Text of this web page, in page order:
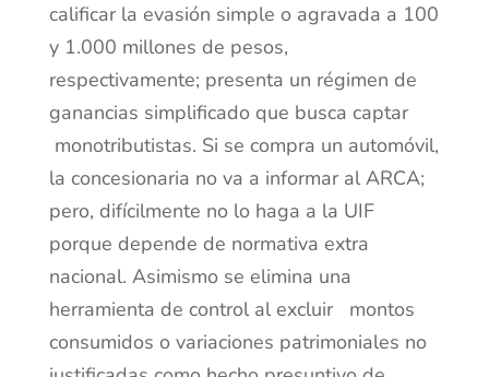
calificar la evasión simple o agravada a 100
y 1.000 millones de pesos,
respectivamente; presenta un régimen de
ganancias simplificado que busca captar
monotributistas. Si se compra un automóvil,
la concesionaria no va a informar al ARCA;
pero, difícilmente no lo haga a la UIF
porque depende de normativa extra
nacional. Asimismo se elimina una
herramienta de control al excluir montos
consumidos o variaciones patrimoniales no